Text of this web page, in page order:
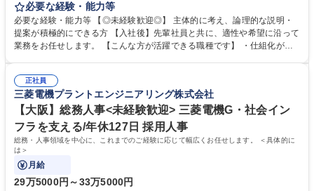
討、イベント運営などの幅広い業務を担当し、間接的に会社の生産性向上
や成長に貢献している部署です。 会社の全メンバーが安心して長く成果を
発揮できる環境を整えるために、毎日のメンテナンスや維持管理に加え、
新たな施策検討を積極的に行っていただき、会社全体を巻き込み課題解決
幅広い業務の体得が可能で、多様なキャリアパスを描くことも可能です。
募集職種 【総務】未経験歓迎◎/リモート可/世界で唯一の事業/福利厚生◎/
再雇用有
必要な経験・能力等
必要な経験・能力等 【◎未経験歓迎◎】 主体的に考え、論理的な説明・
提案が積極的にできる方 【入社後】先輩社員と共に、適性や希望に沿って
業務をお任せします。 【こんな方が活躍できる職種です】 ・仕組化が好
対処できる・新しいことに興味関心がある 【魅力】■自己啓発支援：資格
取得や通信教育など費用の80%（年間25万円まで）を補助 ■住宅手当：家
賃の50%（月額7万円まで）を補助 学歴・資格 学歴：大学院 大学 語学
力： 資格：
正社員
三菱電機プラントエンジニアリング株式会社
【大阪】総務人事<未経験歓迎> 三菱電機G・社会イン
フラを支える/年休127日 採用人事
総務・人事領域を中心に、これまでのご経験に応じて幅広くお任せします。 ＜具体的に
は＞
月給
29万5000円～33万5000円